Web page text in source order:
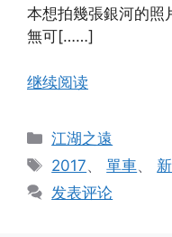
本想拍幾張銀河的照
無可[……]
继续阅读
分
类
江湖之遠
标
签
2017、單車、
发表评论